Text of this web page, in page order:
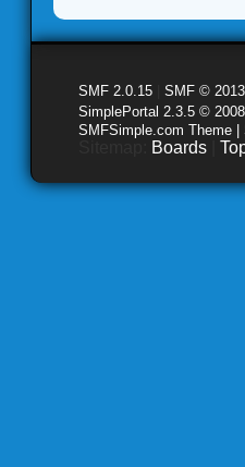
SMF 2.0.15 SMF © 2013
SimplePortal 2.3.5 ©
SMFSimple.com Theme |
Boards